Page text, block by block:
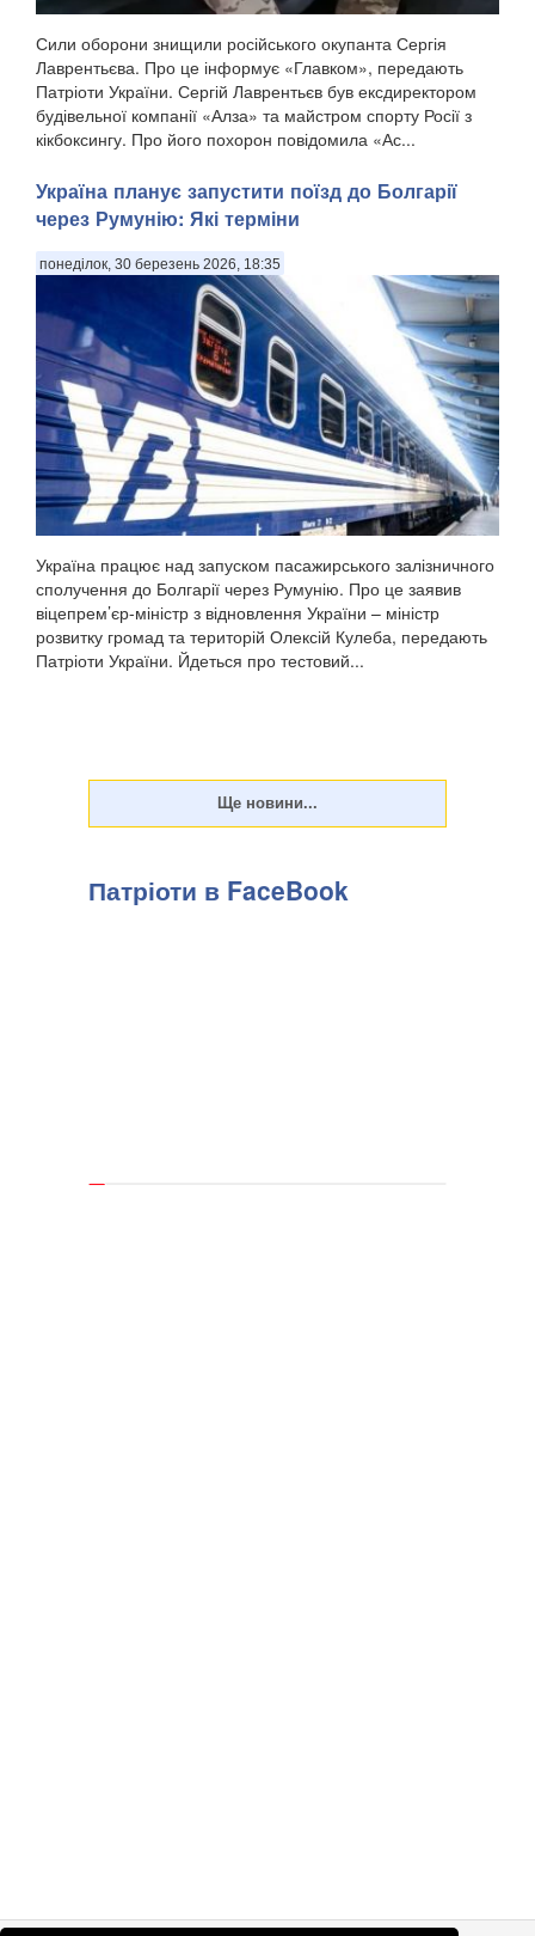
Сили оборони знищили російського окупанта Сергія
Лаврентьєва. Про це інформує «Главком», передають
Патріоти України. Сергій Лаврентьєв був ексдиректором
будівельної компанії «Алза» та майстром спорту Росії з
кікбоксингу. Про його похорон повідомила «Ас...
Україна планує запустити поїзд до Болгарії
через Румунію: Які терміни
понеділок, 30 березень 2026, 18:35
Україна працює над запуском пасажирського залізничного
сполучення до Болгарії через Румунію. Про це заявив
віцепрем’єр-міністр з відновлення України – міністр
розвитку громад та територій Олексій Кулеба, передають
Патріоти України. Йдеться про тестовий...
Патріоти в FaceBook